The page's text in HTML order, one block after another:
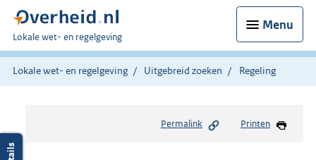
Menu
U
bent
hier:
Lokale wet- en regelgeving
Lokale wet- en regelgeving Uitgebreid zoeken Regeling
Permalink Printen